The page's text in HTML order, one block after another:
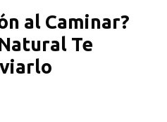
al Caminar?
Te